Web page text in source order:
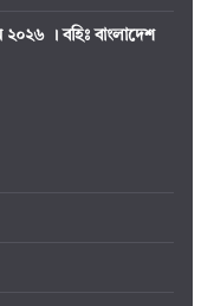
২০২৬ । বহিঃ বাংলাদেশ